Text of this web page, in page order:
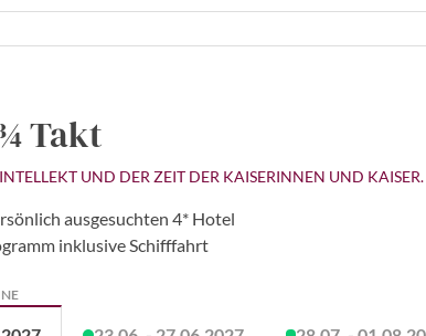
Takt
UND DER ZEIT DER KAISERINNEN UND KAISER.
ausgesuchten 4* Hotel
inklusive Schifffahrt